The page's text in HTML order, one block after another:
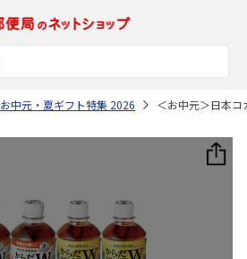
お中元・夏ギフト特集 2026 ＜お中元＞日本